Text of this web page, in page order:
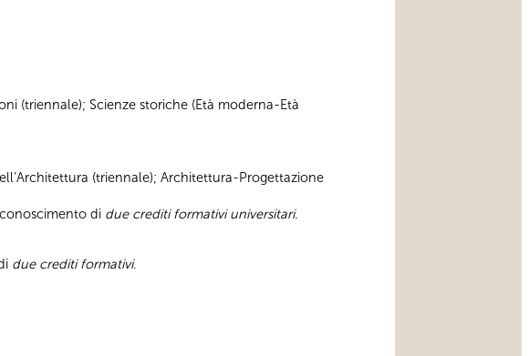
(triennale); Scienze storiche (Età moderna-Età
(triennale); Architettura-Progettazione
di due crediti formativi universitari.
due crediti formativi.